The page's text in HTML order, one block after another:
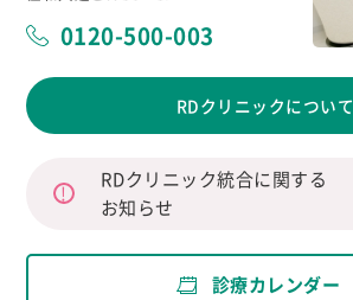
0120-500-003
RDクリニックについて
RDクリニック統合に関する
お知らせ
診療カレンダー